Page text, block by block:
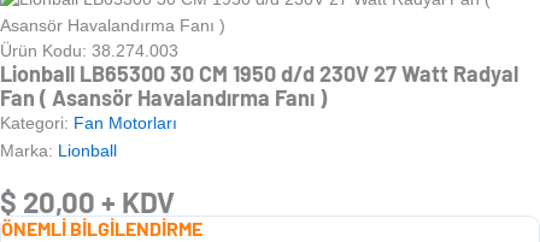
Ürün Kodu: 38.274.003
Lionball LB65300 30 CM 1950 d/d 230V 27 Watt Radyal
Fan ( Asansör Havalandırma Fanı )
Kategori: Fan Motorları
Marka: Lionball
$ 20,00 + KDV
ÖNEMLİ BİLGİLENDİRME